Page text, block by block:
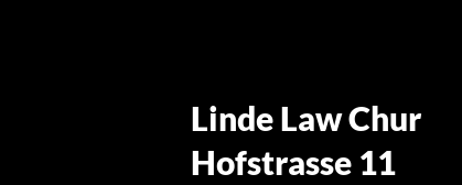
Linde Law Chur
Hofstrasse 11